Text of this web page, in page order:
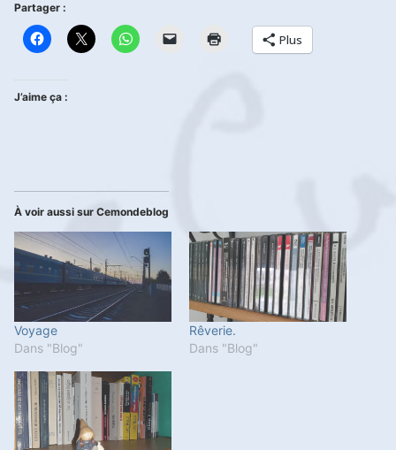
Partager :
Plus
J’aime ça :
À voir aussi sur Cemondeblog
Voyage
Dans "Blog"
Rêverie.
Dans "Blog"